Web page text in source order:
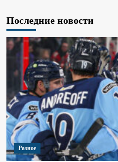
Последние новости
Разное